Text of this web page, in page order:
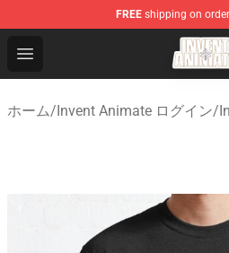
FREE shipping on
Open menu
Invent Animate Shop -
ホーム/Invent Animate ログイン/